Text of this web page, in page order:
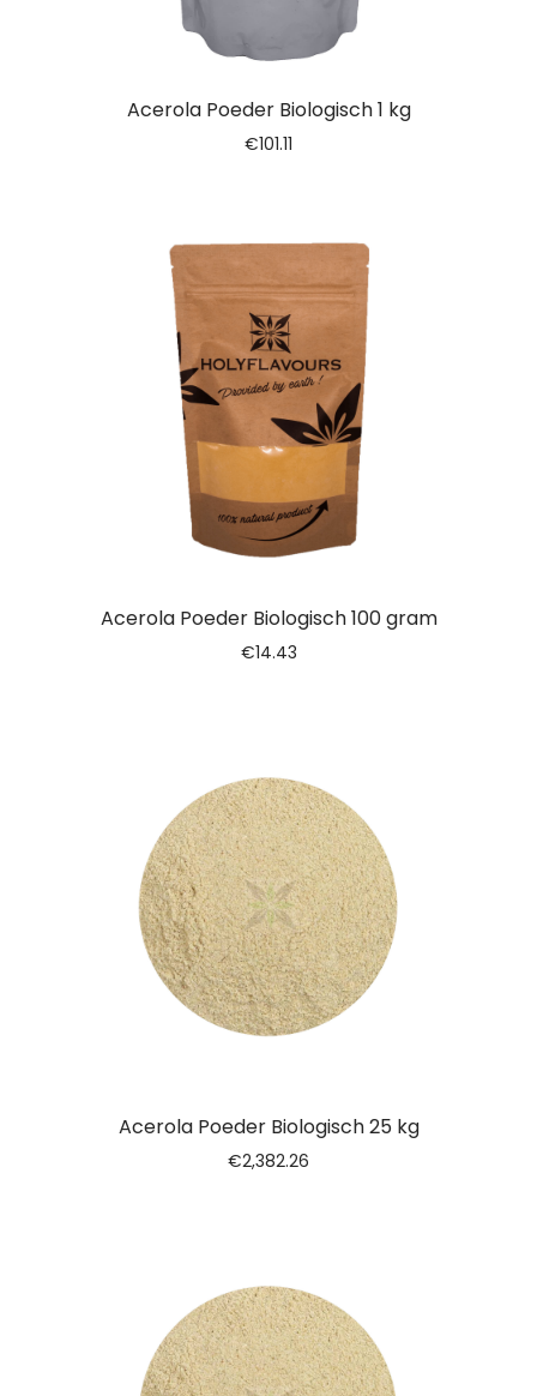
Acerola Poeder Biologisch 1 kg
€101.11
Acerola Poeder Biologisch 100 gram
€14.43
Acerola Poeder Biologisch 25 kg
€2,382.26